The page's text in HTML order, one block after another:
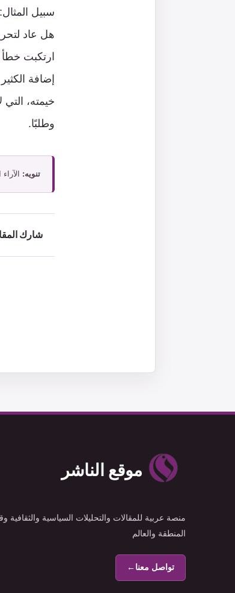
سبيل
هل عاد
ارتكبت
إضافة
خيمته،
وطلبًا.
تنويه:
شارك
موقع الناشر
منصة عربية للمقالات والتحليلات السياسية والثقافية
المنطقة والعالم
تواصل معنا←